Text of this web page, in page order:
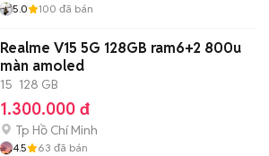
5.0 100 đã bán
Realme V15 5G 128GB ram6+2 800u
màn amoled
15 128 GB
1.300.000 đ
Tp Hồ Chí Minh
4.5 63 đã bán